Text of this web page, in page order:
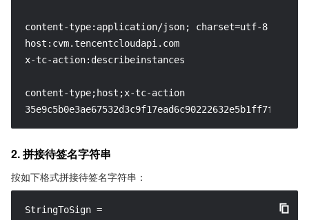
content-type:application/json; charset=utf-8
host:cvm.tencentcloudapi.com
x-tc-action:describeinstances
content-type;host;x-tc-action
2. 拼接待签名字符串
按如下格式拼接待签名字符串：
StringToSign =